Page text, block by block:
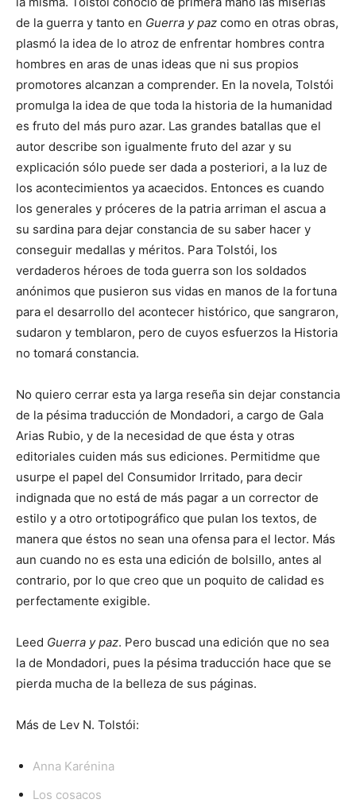
de la guerra y tanto en Guerra y paz como en otras obras,
plasmó la idea de lo atroz de enfrentar hombres contra
hombres en aras de unas ideas que ni sus propios
promotores alcanzan a comprender. En la novela, Tolstói
promulga la idea de que toda la historia de la humanidad
es fruto del más puro azar. Las grandes batallas que el
autor describe son igualmente fruto del azar y su
explicación sólo puede ser dada a posteriori, a la luz de
los acontecimientos ya acaecidos. Entonces es cuando
los generales y próceres de la patria arriman el ascua a
su sardina para dejar constancia de su saber hacer y
conseguir medallas y méritos. Para Tolstói, los
verdaderos héroes de toda guerra son los soldados
anónimos que pusieron sus vidas en manos de la fortuna
para el desarrollo del acontecer histórico, que sangraron,
sudaron y temblaron, pero de cuyos esfuerzos la Historia
no tomará constancia.
No quiero cerrar esta ya larga reseña sin dejar constancia
de la pésima traducción de Mondadori, a cargo de Gala
Arias Rubio, y de la necesidad de que ésta y otras
editoriales cuiden más sus ediciones. Permitidme que
usurpe el papel del Consumidor Irritado, para decir
indignada que no está de más pagar a un corrector de
estilo y a otro ortotipográfico que pulan los textos, de
manera que éstos no sean una ofensa para el lector. Más
aun cuando no es esta una edición de bolsillo, antes al
contrario, por lo que creo que un poquito de calidad es
perfectamente exigible.
Leed Guerra y paz. Pero buscad una edición que no sea
la de Mondadori, pues la pésima traducción hace que se
pierda mucha de la belleza de sus páginas.
Más de Lev N. Tolstói:
Anna Karénina
Los cosacos